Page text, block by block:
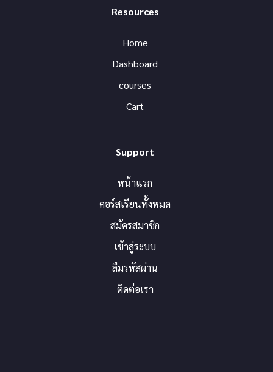
Resources
Home
Dashboard
courses
Cart
Support
หน้าแรก
คอร์สเรียนทั้งหมด
สมัครสมาชิก
เข้าสู่ระบบ
ลืมรหัสผ่าน
ติดต่อเรา